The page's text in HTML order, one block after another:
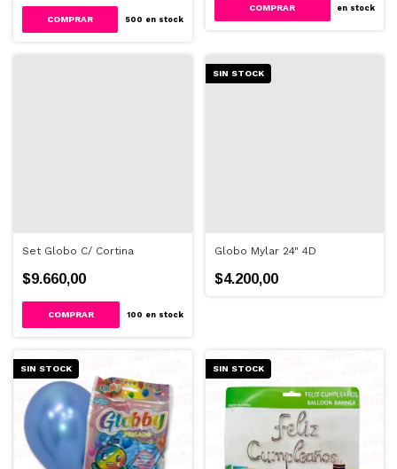
500 en stock
COMPRAR en stock
Set Globo C/ Cortina
$9.660,00
100 en stock
SIN STOCK
Globo Mylar 24" 4D
$4.200,00
SIN STOCK SIN STOCK